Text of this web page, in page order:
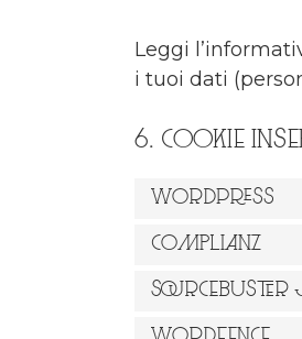
Leggi
i tuoi dati
6. Cookie
WordPress
Complianz
Sourcebuster